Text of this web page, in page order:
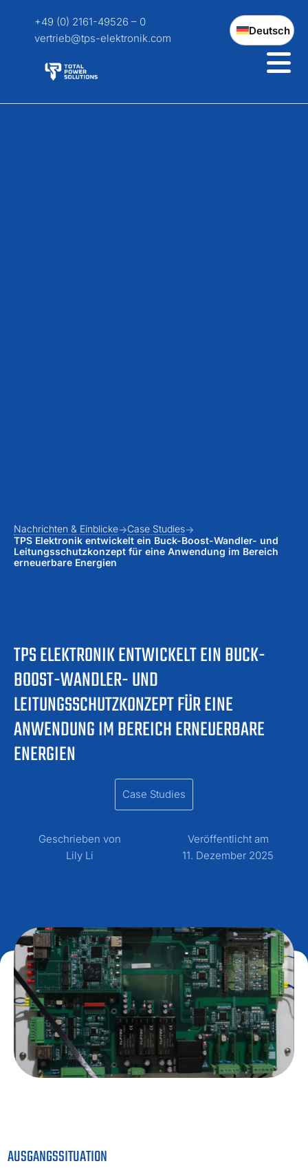
+49 (0) 2161-49526 – 0
vertrieb@tps-elektronik.com
Deutsch
TPS ELEKTRONIK ENTWICKELT EIN BUCK-
BOOST-WANDLER- UND
LEITUNGSSCHUTZKONZEPT FÜR EINE
ANWENDUNG IM BEREICH ERNEUERBARE
ENERGIEN
Nachrichten & Einblicke
Case Studies
TPS Elektronik entwickelt ein Buck-Boost-Wandler- und
Leitungsschutzkonzept für eine Anwendung im Bereich
erneuerbare Energien
Case Studies
Geschrieben von
Lily Li
Veröffentlicht am
11. Dezember 2025
AUSGANGSSITUATION